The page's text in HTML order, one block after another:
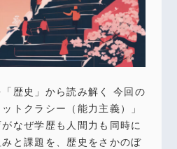
歴史」から読み解く 今回の
トクラシー（能力主義）」
なぜ学歴も人間力も同時に
と課題を、歴史をさかのぼ